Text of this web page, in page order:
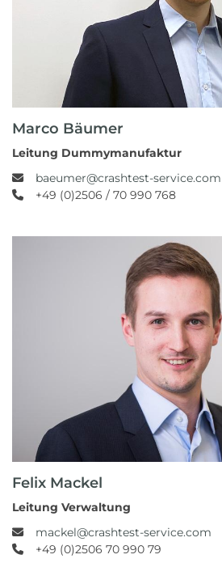
Marco Bäumer
Leitung Dummymanufaktur
baeumer@crashtest-service.com
+49 (0)2506 / 70 990 768
Felix Mackel
Leitung Verwaltung
mackel@crashtest-service.com
+49 (0)2506 70 990 79